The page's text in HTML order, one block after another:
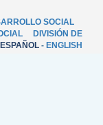
SOCIAL
DIVISIÓN DE
ESPAÑOL - ENGLISH